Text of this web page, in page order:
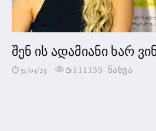
შენ ის ადამიანი ხარ
31/01/23 111139 ნახვა